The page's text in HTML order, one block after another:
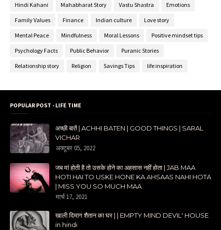
Hindi Kahani Mahabharat Story Vastu Shastra Emotions
Family Values Finance Indian culture Love story
Mental Peace Mindfulness Moral Lessons Positive mindset tips
Psychology Facts Public Behavior Puranic Stories
Relationship story Religion Savings Tips life inspiration
POPULAR POST - LIFE TIME
अच्छी बातें | ACHHI BATEN | GOOD THINGS | SARAL
VICHAR
अक्टूबर 05, 2022
जब मां होती है तो उसके होने का अहसास नहीं होता | JAB MAA
HOTI HAI TO USKE HONE KA AHSAAS NAHI HOTA
| MISS YOU SO MUCH MAA
मार्च 17, 2021
खाली दिमाग शैतान का घर | | EMPTY MIND DEVIL' HOUSE
in hindi